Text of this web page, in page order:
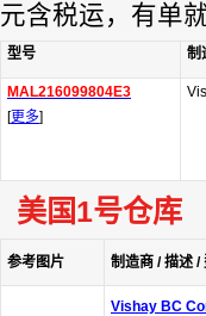
元含税运，有单
型号 制
MAL216099804E3
[更多]
美国1号仓库
参考图片 制造商 / 描述 /
Vishay BC